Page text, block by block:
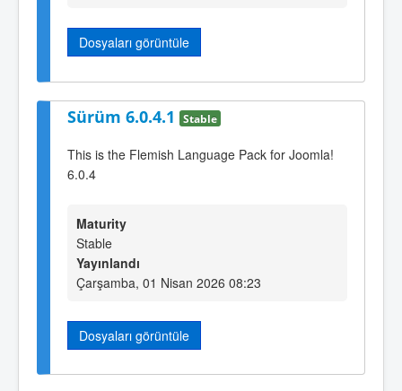
Dosyaları görüntüle
Sürüm 6.0.4.1 Stable
This is the Flemish Language Pack for Joomla!
6.0.4
Maturity
Stable
Yayınlandı
Çarşamba, 01 Nisan 2026 08:23
Dosyaları görüntüle